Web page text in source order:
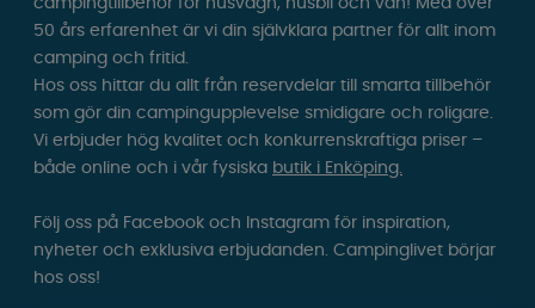
campingtillbehör för husvagn, husbil och van! Med över
50 års erfarenhet är vi din självklara partner för allt inom
camping och fritid.
Hos oss hittar du allt från reservdelar till smarta tillbehör
som gör din campingupplevelse smidigare och roligare.
Vi erbjuder hög kvalitet och konkurrenskraftiga priser –
både online och i vår fysiska butik i Enköping.
Följ oss på Facebook och Instagram för inspiration,
nyheter och exklusiva erbjudanden. Campinglivet börjar
hos oss!